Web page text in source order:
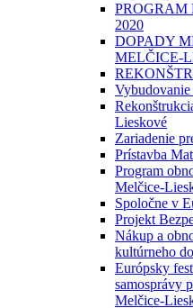
PROGRAM
2020
DOPADY
MELČICE-
Vybudovanie
Lieskové
Zariadenie
Prístavba
Program
Melčice-
Spoločne v
Projekt
Nákup a
kultúrneho
Európsky
samosprávy
Melčice-